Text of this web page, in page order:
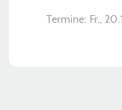
Termine: Fr.,